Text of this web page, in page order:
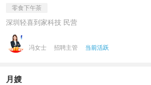
零食下午茶
深圳轻喜到家科技 民营
冯女士 招聘主管 当前活跃
月嫂